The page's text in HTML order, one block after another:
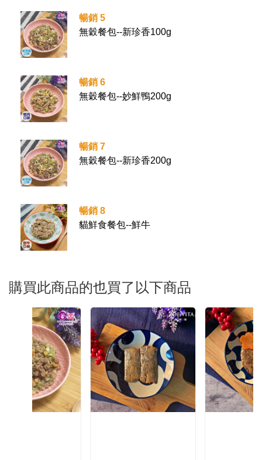
暢銷 5
無穀餐包--新珍香100g
暢銷 6
無穀餐包--妙鮮鴨200g
暢銷 7
無穀餐包--新珍香200g
暢銷 8
貓鮮食餐包--鮮牛
購買此商品的也買了以下商品